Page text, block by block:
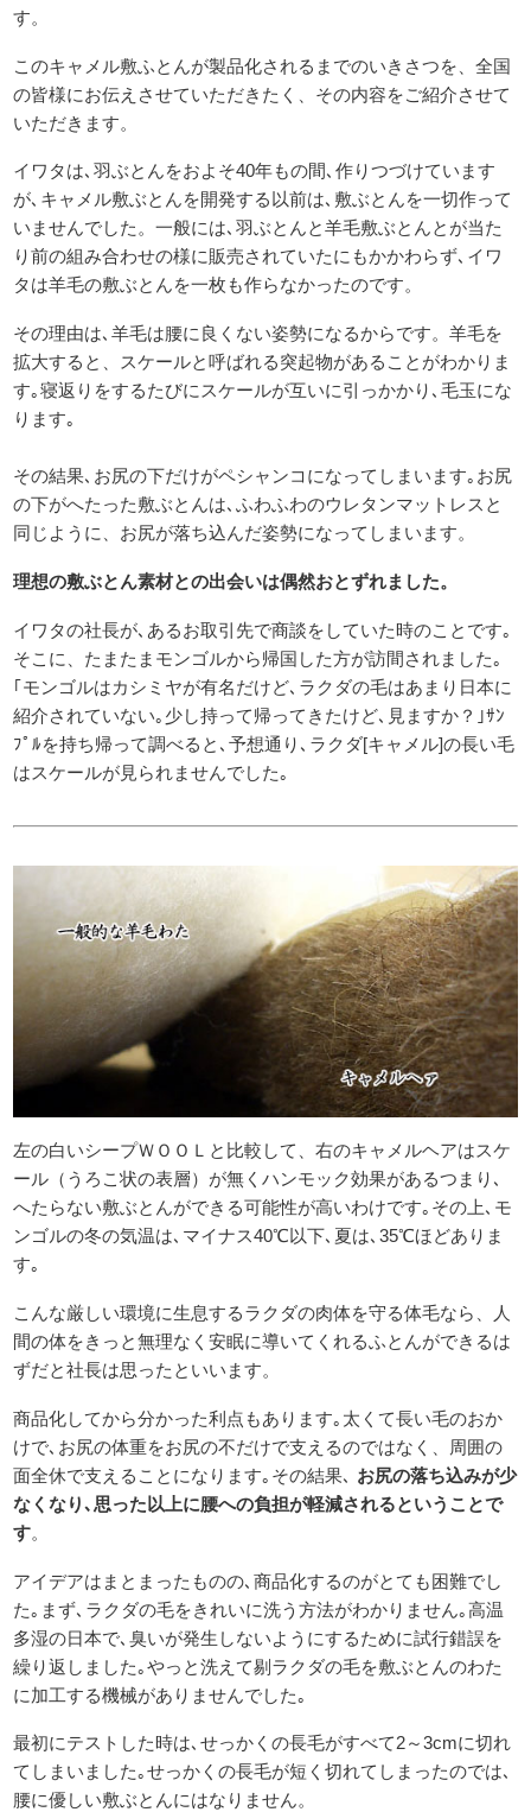
す。
このキャメル敷ふとんが製品化されるまでのいきさつを、全国
の皆様にお伝えさせていただきたく、その内容をご紹介させて
いただきます。
イワタは､羽ぶとんをおよそ40年もの間､作りつづけています
が､キャメル敷ぶとんを開発する以前は､敷ぶとんを一切作って
いませんでした。一般には､羽ぶとんと羊毛敷ぶとんとが当た
り前の組み合わせの様に販売されていたにもかかわらず､イワ
タは羊毛の敷ぶとんを一枚も作らなかったのです。
その理由は､羊毛は腰に良くない姿勢になるからです。羊毛を
拡大すると、スケールと呼ばれる突起物があることがわかりま
す｡寝返りをするたびにスケールが互いに引っかかり､毛玉にな
ります｡
その結果､お尻の下だけがペシャンコになってしまいます｡お尻
の下がへたった敷ぶとんは､ふわふわのウレタンマットレスと
同じように、お尻が落ち込んだ姿勢になってしまいます。
理想の敷ぶとん素材との出会いは偶然おとずれました。
イワタの社長が､あるお取引先で商談をしていた時のことです｡
そこに、たまたまモンゴルから帰国した方が訪間されました｡
｢モンゴルはカシミヤが有名だけど､ラクダの毛はあまり日本に
紹介されていない｡少し持って帰ってきたけど､見ますか？｣ｻﾝ
ﾌﾟﾙを持ち帰って調べると､予想通り､ラクダ[キャメル]の長い毛
はスケールが見られませんでした｡
左の白いシープＷＯＯＬと比較して、右のキャメルヘアはスケ
ール（うろこ状の表層）が無くハンモック効果があるつまり､
へたらない敷ぶとんができる可能性が高いわけです｡その上､モ
ンゴルの冬の気温は､マイナス40℃以下､夏は､35℃ほどありま
す｡
こんな厳しい環境に生息するラクダの肉体を守る体毛なら、人
間の体をきっと無理なく安眠に導いてくれるふとんができるは
ずだと社長は思ったといいます。
商品化してから分かった利点もあります｡太くて長い毛のおか
けで､お尻の体重をお尻の不だけで支えるのではなく、周囲の
面全休で支えることになります｡その結果､ お尻の落ち込みが少
なくなり､思った以上に腰への負担が軽減されるということで
す。
アイデアはまとまったものの､商品化するのがとても困難でし
た｡まず､ラクダの毛をきれいに洗う方法がわかりません｡高温
多湿の日本で､臭いが発生しないようにするために試行錯誤を
繰り返しました｡やっと洗えて剔ラクダの毛を敷ぶとんのわた
に加工する機械がありませんでした｡
最初にテストした時は､せっかくの長毛がすべて2～3cmに切れ
てしまいました｡せっかくの長毛が短く切れてしまったのでは､
腰に優しい敷ぶとんにはなりません。